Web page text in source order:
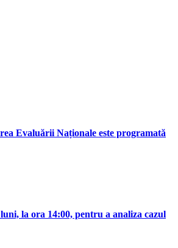
Evaluării Naționale este programată
la ora 14:00, pentru a analiza cazul